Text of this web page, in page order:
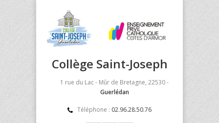
Collège Saint-Joseph
1 rue du Lac - Mûr de Bretagne, 22530 -
Guerlédan
Téléphone : 02.96.28.50.76